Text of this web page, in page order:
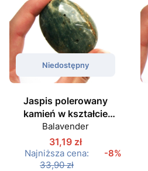
Niedostępny
Jaspis polerowany
kamień w kształcie
owalu nr 04
Balavender
31,19 zł
Najniższa cena:
33,90 zł
-8%